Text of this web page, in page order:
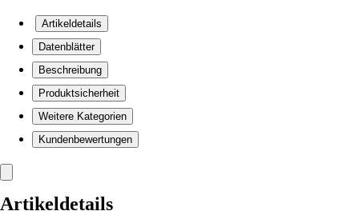
Artikeldetails
Datenblätter
Beschreibung
Produktsicherheit
Weitere Kategorien
Kundenbewertungen
Artikeldetails